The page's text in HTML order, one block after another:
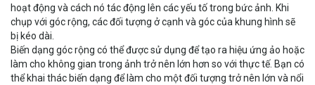
hoạt động và cách nó tác động lên các yếu tố trong bức ảnh. Khi
chụp với góc rộng, các đối tượng ở cạnh và góc của khung hình sẽ
bị kéo dài.
Biến dạng góc rộng có thể được sử dụng để tạo ra hiệu ứng ảo hoặc
làm cho không gian trong ảnh trở nên lớn hơn so với thực tế. Bạn có
thể khai thác biến dạng để làm cho một đối tượng trở nên lớn và nổi